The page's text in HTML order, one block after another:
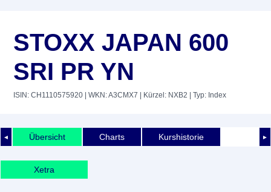
STOXX JAPAN 600
SRI PR YN
ISIN: CH1110575920 | WKN: A3CMX7 | Kürzel: NXB2 | Typ: Index
◄ ►
Übersicht Charts Kurshistorie
Xetra